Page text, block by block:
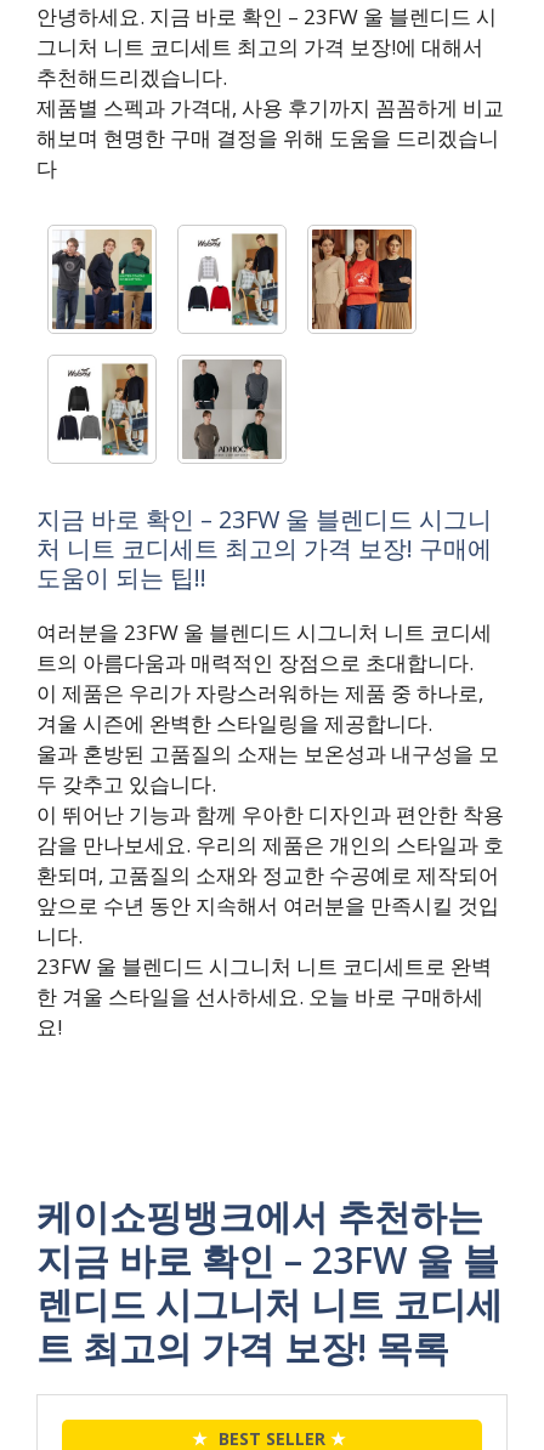
안녕하세요. 지금 바로 확인 – 23FW 울 블렌디드 시
그니처 니트 코디세트 최고의 가격 보장!에 대해서
추천해드리겠습니다.
제품별 스펙과 가격대, 사용 후기까지 꼼꼼하게 비교
해보며 현명한 구매 결정을 위해 도움을 드리겠습니
다
지금 바로 확인 – 23FW 울 블렌디드 시그니
처 니트 코디세트 최고의 가격 보장! 구매에
도움이 되는 팁!!
여러분을 23FW 울 블렌디드 시그니처 니트 코디세
트의 아름다움과 매력적인 장점으로 초대합니다.
이 제품은 우리가 자랑스러워하는 제품 중 하나로,
겨울 시즌에 완벽한 스타일링을 제공합니다.
울과 혼방된 고품질의 소재는 보온성과 내구성을 모
두 갖추고 있습니다.
이 뛰어난 기능과 함께 우아한 디자인과 편안한 착용
감을 만나보세요. 우리의 제품은 개인의 스타일과 호
환되며, 고품질의 소재와 정교한 수공예로 제작되어
앞으로 수년 동안 지속해서 여러분을 만족시킬 것입
니다.
23FW 울 블렌디드 시그니처 니트 코디세트로 완벽
한 겨울 스타일을 선사하세요. 오늘 바로 구매하세
요!
케이쇼핑뱅크에서 추천하는
지금 바로 확인 – 23FW 울 블
렌디드 시그니처 니트 코디세
트 최고의 가격 보장! 목록
★ BEST SELLER ★